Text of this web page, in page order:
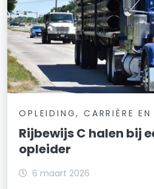
OPLEIDING, CARRIÈRE EN
Rijbewijs C halen bij
opleider
6 maart 2026